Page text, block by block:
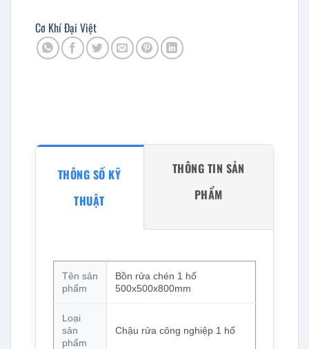
Cơ Khí Đại Việt
THÔNG SỐ KỸ
THUẬT
THÔNG TIN SẢN
PHẨM
Tên sản
phẩm
Bồn rửa chén 1 hố
500x500x800mm
Loại
sản
phẩm
Chậu rửa công nghiệp 1 hố